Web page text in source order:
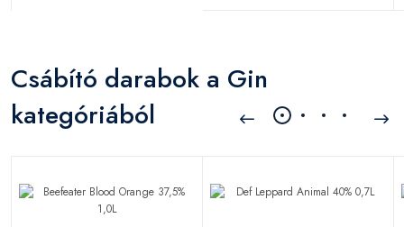
Csábító darabok a Gin
kategóriából